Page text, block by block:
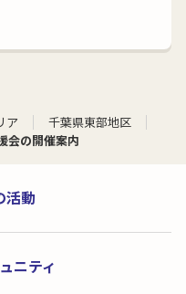
ア
千葉県東部地区
会の開催案内
活動
ニティ